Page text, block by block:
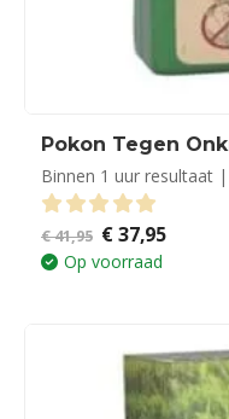
Pokon Tegen
Binnen 1 uur resultaat
0 out of 5
€41,95
prijs
was:
€37,95Huidige
Op voorraad